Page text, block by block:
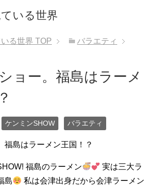
いる世界
る世界 TOP バラエティ
ョー。福島はラーメ
ケンミンSHOW バラエティ
福島はラーメン王国！？
福島のラーメン
実は三大ラ
島
私は会津出身だから会津ラーメン